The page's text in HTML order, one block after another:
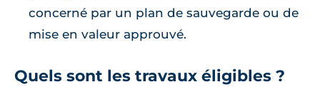
concerné par un plan de sauvegarde ou de
mise en valeur approuvé.
Quels sont les travaux éligibles ?